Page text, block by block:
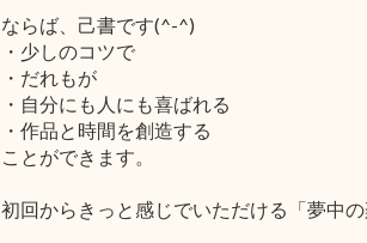
ならば、己書です(^-^)
・少しのコツで
・だれもが
・自分にも人にも喜ばれる
・作品と時間を創造する
ことができます。
初回からきっと感じでいただける「夢中